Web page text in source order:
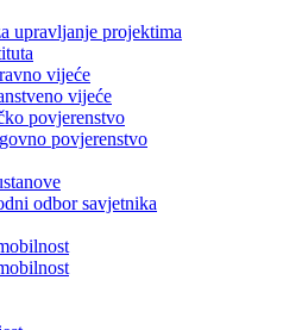
upravljanje projektima
vijeće
vijeće
povjerenstvo
povjerenstvo
odbor savjetnika